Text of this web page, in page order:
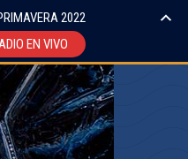
2022
EN VIVO